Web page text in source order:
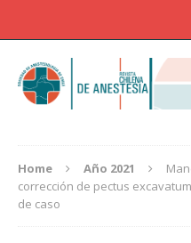
Home Año 2021
corrección de pectus
de caso